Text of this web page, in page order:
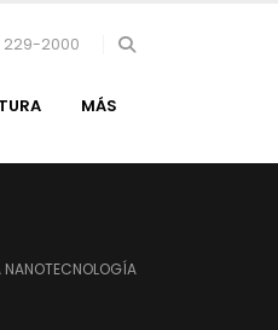
229-2000
MÁS
NANOTECNOLOGÍA